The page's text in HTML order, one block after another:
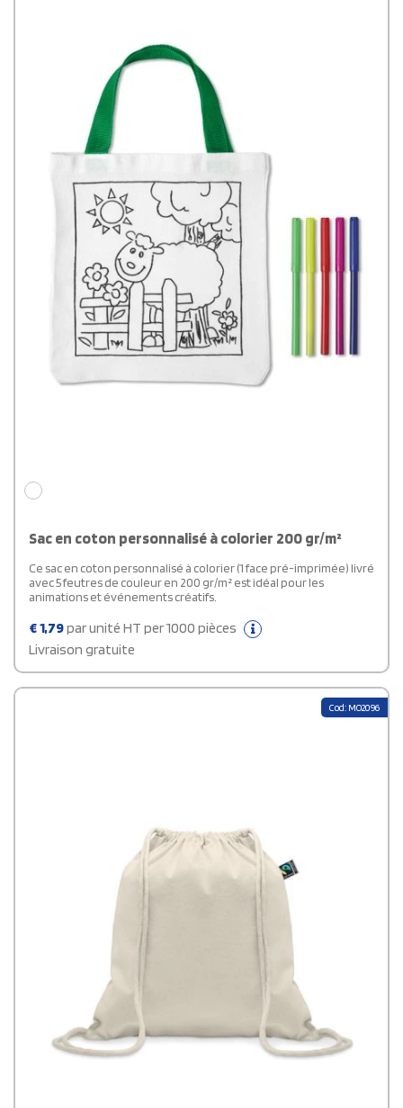
Sac en coton personnalisé à colorier 200 gr/m²
Ce sac en coton personnalisé à colorier (1 face pré-imprimée) livré
avec 5 feutres de couleur en 200 gr/m² est idéal pour les
animations et événements créatifs.
€1,79par unité HT per 1000 pièces
Livraison gratuite
Cod: MO2096